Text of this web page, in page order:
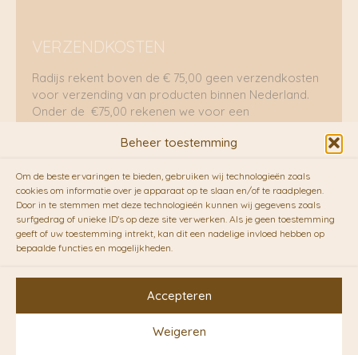
Beheer toestemming
Om de beste ervaringen te bieden, gebruiken wij technologieën zoals
cookies om informatie over je apparaat op te slaan en/of te raadplegen.
Door in te stemmen met deze technologieën kunnen wij gegevens zoals
surfgedrag of unieke ID's op deze site verwerken. Als je geen toestemming
geeft of uw toestemming intrekt, kan dit een nadelige invloed hebben op
bepaalde functies en mogelijkheden.
Accepteren
Weigeren
VERZENDKOSTEN
Radijs rekent boven de € 75,00 geen verzendkosten
voor verzending van producten binnen Nederland.
Onder de €75,00 rekenen we voor een
RADIJS werkt samen met de duurzame bezorgdienst
vanFietskoeriers.nl. Pakketten (mits voorradig) voor
10.00 uur besteld op een doordeweekse dag,
bezorgen zij soms nog op dezelfde dag in de
avonduren! Brievenbuspakjes de volgende dag. En
waar mogelijk ook echt op de fiets!!